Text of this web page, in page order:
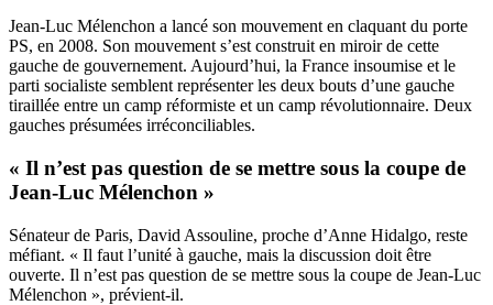
Jean-Luc Mélenchon a lancé son mouvement en claquant du porte
PS, en 2008. Son mouvement s’est construit en miroir de cette
gauche de gouvernement. Aujourd’hui, la France insoumise et le
parti socialiste semblent représenter les deux bouts d’une gauche
tiraillée entre un camp réformiste et un camp révolutionnaire. Deux
gauches présumées irréconciliables.
« Il n’est pas question de se mettre sous la coupe de
Jean-Luc Mélenchon »
Sénateur de Paris, David Assouline, proche d’Anne Hidalgo, reste
méfiant. « Il faut l’unité à gauche, mais la discussion doit être
ouverte. Il n’est pas question de se mettre sous la coupe de Jean-Luc
Mélenchon », prévient-il.